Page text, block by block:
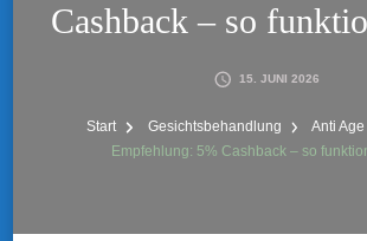
Cashback – so
15. JUNI 2026
Start Gesichtsbehandlung Anti Age
Empfehlung: 5% Cashback – so